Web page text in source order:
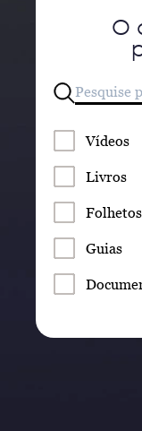
O
Vídeos
Livros
Folhetos
Guias